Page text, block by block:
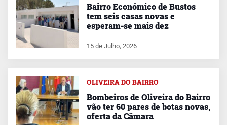
Bairro Económico de Bustos
tem seis casas novas e
esperam-se mais dez
15 de Julho, 2026
OLIVEIRA DO BAIRRO
Bombeiros de Oliveira do Bairro
vão ter 60 pares de botas novas,
oferta da Câmara